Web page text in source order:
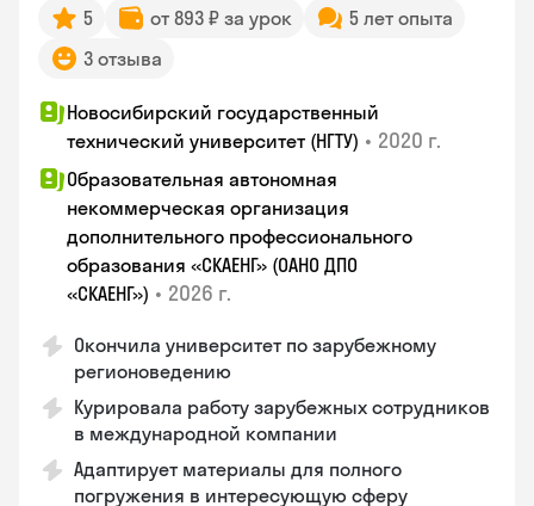
5 от 893 ₽ за урок
5 лет опыта
3 отзыва
Новосибирский государственный
технический университет (НГТУ) • 2020 г.
Образовательная автономная
некоммерческая организация
дополнительного профессионального
образования «СКАЕНГ» (ОАНО ДПО
«СКАЕНГ») • 2026 г.
Окончила университет по зарубежному
регионоведению
Курировала работу зарубежных сотрудников
в международной компании
Адаптирует материалы для полного
погружения в интересующую сферу